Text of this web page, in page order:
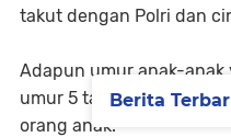
takut dengan Polri dan
Adapun umur anak-
umur 5 tahun hingga
orang anak.
Berita